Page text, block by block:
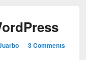
—3 Comments